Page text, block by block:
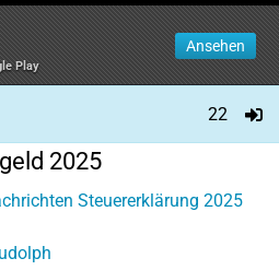
Play
Ansehen
22
2025
Steuererklärung 2025